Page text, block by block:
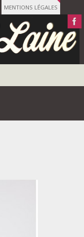
MENTIONS LÉGALES